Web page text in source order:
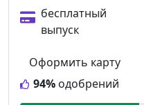
бесплатный
выпуск
94% одобрений
Оформить карту